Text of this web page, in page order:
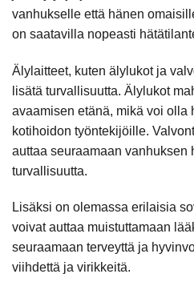
vanhukselle että hänen
on saatavilla nopeasti
Älylaitteet, kuten älylukot ja
lisätä turvallisuutta. Älylukot
avaamisen etänä, mikä voi olla
kotihoidon työntekijöille.
auttaa seuraamaan vanhuksen
turvallisuutta.
Lisäksi on olemassa erilaisia
voivat auttaa muistuttamaan
seuraamaan terveyttä ja
viihdettä ja virikkeitä.